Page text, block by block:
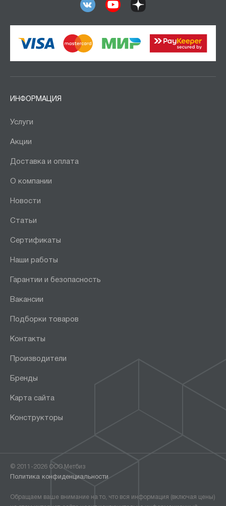
ИНФОРМАЦИЯ
Услуги
Акции
Доставка и оплата
О компании
Новости
Статьи
Сертификаты
Наши работы
Гарантии и безопасность
Вакансии
Подборки товаров
Контакты
Производители
Бренды
Карта сайта
Конструкторы
© 2011-2026 ООО Метбиз
Политика конфиденциальности
Обращаем ваше внимание на то, что вся информация (включая цены)